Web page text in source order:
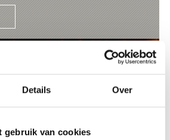
Details Over
gebruik van cookies